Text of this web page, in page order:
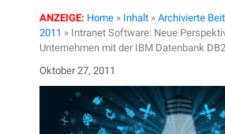
ANZEIGE: Home » Inhalt » Archivierte
2011 » Intranet Software: Neue
Unternehmen mit der IBM Datenbank DB2
Oktober 27, 2011